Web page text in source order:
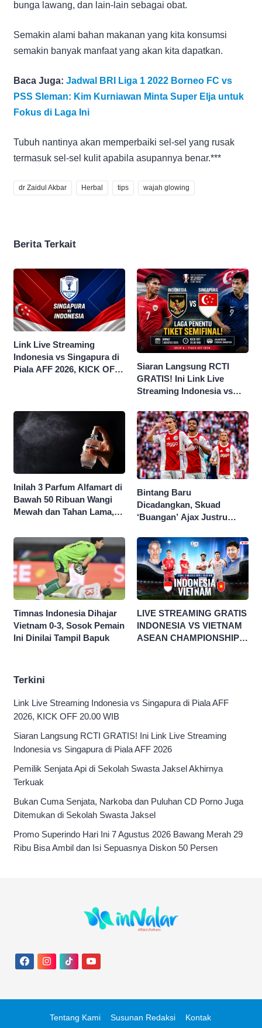
bunga lawang, dan lain-lain sebagai obat.
Semakin alami bahan makanan yang kita konsumsi
semakin banyak manfaat yang akan kita dapatkan.
Baca Juga: Jadwal BRI Liga 1 2022 Borneo FC vs
PSS Sleman: Kim Kurniawan Minta Super Elja untuk
Fokus di Laga Ini
Tubuh nantinya akan memperbaiki sel-sel yang rusak
termasuk sel-sel kulit apabila asupannya benar.***
dr Zaidul Akbar Herbal tips wajah glowing
Berita Terkait
Link Live Streaming
Indonesia vs Singapura di
Piala AFF 2026, KICK OFF
Siaran Langsung RCTI
GRATIS! Ini Link Live
Streaming Indonesia vs
2026
Inilah 3 Parfum Alfamart di
Bawah 50 Ribuan Wangi
Mewah dan Tahan Lama,
1 Jutaan!
Bintang Baru
Dicadangkan, Skuad
‘Buangan’ Ajax Justru
Timnas Indonesia Dihajar
Vietnam 0-3, Sosok Pemain
Ini Dinilai Tampil Bapuk
LIVE STREAMING GRATIS
INDONESIA VS VIETNAM
ASEAN CHAMPIONSHIP
Terkini
Link Live Streaming Indonesia vs Singapura di Piala AFF
2026, KICK OFF 20.00 WIB
Siaran Langsung RCTI GRATIS! Ini Link Live Streaming
Indonesia vs Singapura di Piala AFF 2026
Pemilik Senjata Api di Sekolah Swasta Jaksel Akhirnya
Terkuak
Bukan Cuma Senjata, Narkoba dan Puluhan CD Porno Juga
Ditemukan di Sekolah Swasta Jaksel
Promo Superindo Hari Ini 7 Agustus 2026 Bawang Merah 29
Ribu Bisa Ambil dan Isi Sepuasnya Diskon 50 Persen
Tentang Kami Susunan Redaksi Kontak